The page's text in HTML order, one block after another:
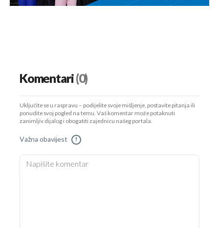
Komentari(0)
Uključite se u raspravu – podijelite svoje mišljenje, postavite pitanja ili
ponudite svoj pogled na temu. Vaš komentar može potaknuti
zanimljiv dijalog i obogatiti zajednicu našeg portala.
Važna obavijest !